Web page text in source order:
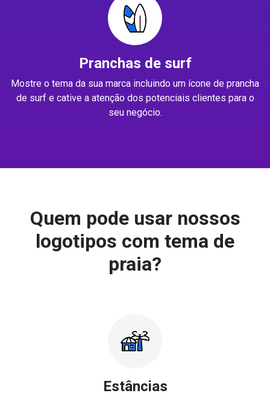
Pranchas de surf
Mostre o tema da sua marca incluindo um ícone de prancha
de surf e cative a atenção dos potenciais clientes para o
seu negócio.
Quem pode usar nossos
logotipos com tema de
praia?
Estâncias